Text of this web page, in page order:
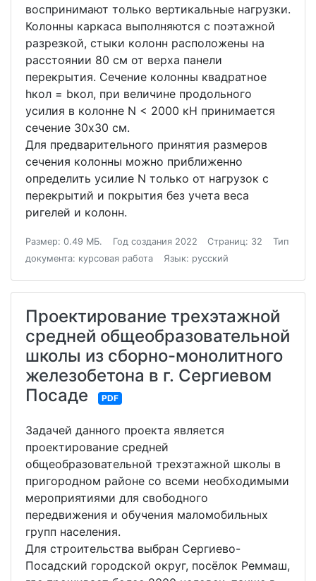
воспринимают только вертикальные нагрузки.
Колонны каркаса выполняются с поэтажной
разрезкой, стыки колонн расположены на
расстоянии 80 см от верха панели
перекрытия. Сечение колонны квадратное
hкол = bкол, при величине продольного
усилия в колонне N < 2000 кН принимается
сечение 30х30 см.
Для предварительного принятия размеров
сечения колонны можно приближенно
определить усилие N только от нагрузок с
перекрытий и покрытия без учета веса
ригелей и колонн.
Размер: 0.49 МБ. Год создания 2022 Страниц: 32
Тип
документа: курсовая работа
Язык: русский
Проектирование трехэтажной
средней общеобразовательной
школы из сборно-монолитного
железобетона в г. Сергиевом
Посаде
PDF
Задачей данного проекта является
проектирование средней
общеобразовательной трехэтажной школы в
пригородном районе со всеми необходимыми
мероприятиями для свободного
передвижения и обучения маломобильных
групп населения.
Для строительства выбран Сергиево-
Посадский городской округ, посёлок Реммаш,